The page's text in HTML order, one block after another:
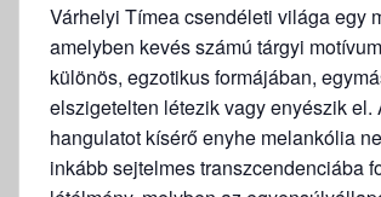
Várhelyi Tímea csendéleti világa egy
amelyben kevés számú tárgyi
különös, egzotikus formájában,
elszigetelten létezik vagy enyészik el.
hangulatot kísérő enyhe melankólia
inkább sejtelmes transzcendenciába